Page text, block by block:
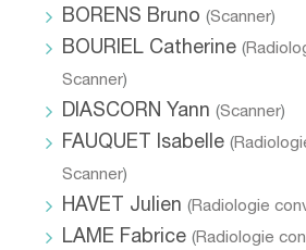
BORENS Bruno (Scanner)
BOURIEL Catherine (
Scanner)
DIASCORN Yann (Scanner)
FAUQUET Isabelle (
Scanner)
HAVET Julien (Radiologie
LAME Fabrice (Radiologie